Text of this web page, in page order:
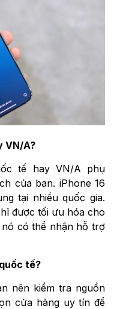
VN/A?
tế hay VN/A phụ
của bạn. iPhone 16
tại nhiều quốc gia.
được tối ưu hóa cho
có thể nhận hỗ trợ
tế?
nên kiểm tra nguồn
cửa hàng uy tín để